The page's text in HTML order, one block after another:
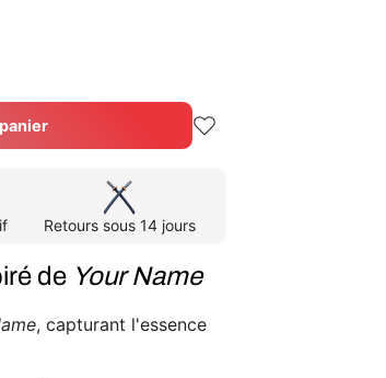
Retours sous 14 jours
de Your Name
, capturant l'essence